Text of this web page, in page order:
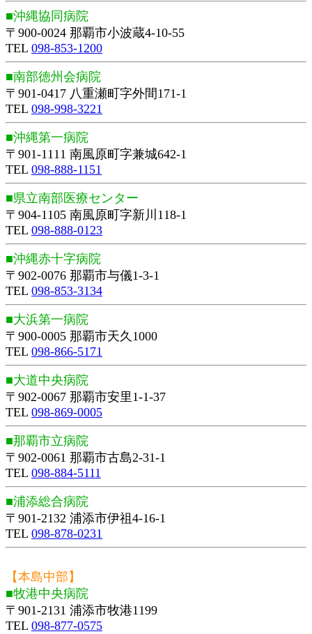
■沖縄協同病院
〒900-0024 那覇市小波蔵4-10-55
TEL 098-853-1200
■南部徳州会病院
〒901-0417 八重瀬町字外間171-1
TEL 098-998-3221
■沖縄第一病院
〒901-1111 南風原町字兼城642-1
TEL 098-888-1151
■県立南部医療センター
〒904-1105 南風原町字新川118-1
TEL 098-888-0123
■沖縄赤十字病院
〒902-0076 那覇市与儀1-3-1
TEL 098-853-3134
■大浜第一病院
〒900-0005 那覇市天久1000
TEL 098-866-5171
■大道中央病院
〒902-0067 那覇市安里1-1-37
TEL 098-869-0005
■那覇市立病院
〒902-0061 那覇市古島2-31-1
TEL 098-884-5111
■浦添総合病院
〒901-2132 浦添市伊祖4-16-1
TEL 098-878-0231
【本島中部】
■牧港中央病院
〒901-2131 浦添市牧港1199
TEL 098-877-0575